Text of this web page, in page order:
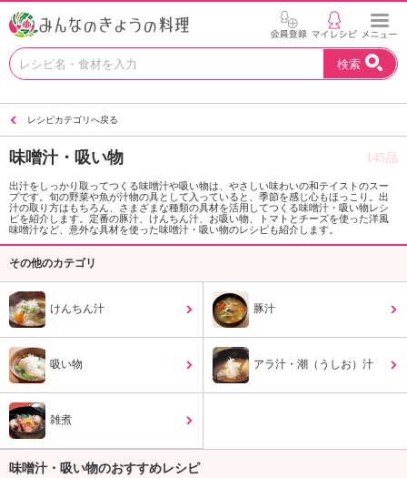
お
い
を
見
つ
け
N
H
デ
ー
シ
検索
レシピカテゴリへ戻る
味噌汁・吸い物 145品
出汁をしっかり取ってつくる味噌汁や吸い物は、やさしい味わいの和テイストのスー
プです。旬の野菜や魚が汁物の具として入っていると、季節を感じ心もほっこり。出
汁の取り方はもちろん、さまざまな種類の具材を活用してつくる味噌汁・吸い物レシ
ピを紹介します。定番の豚汁、けんちん汁、お吸い物、トマトとチーズを使った洋風
味噌汁など、意外な具材を使った味噌汁・吸い物のレシピも紹介します。
その他のカテゴリ
けんちん汁 豚汁
吸い物 アラ汁・潮（うしお）汁
雑煮
味噌汁・吸い物のおすすめレシピ